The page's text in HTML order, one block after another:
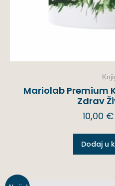
Mariolab Premium
Zdrav
10,00 €
Dodaj u